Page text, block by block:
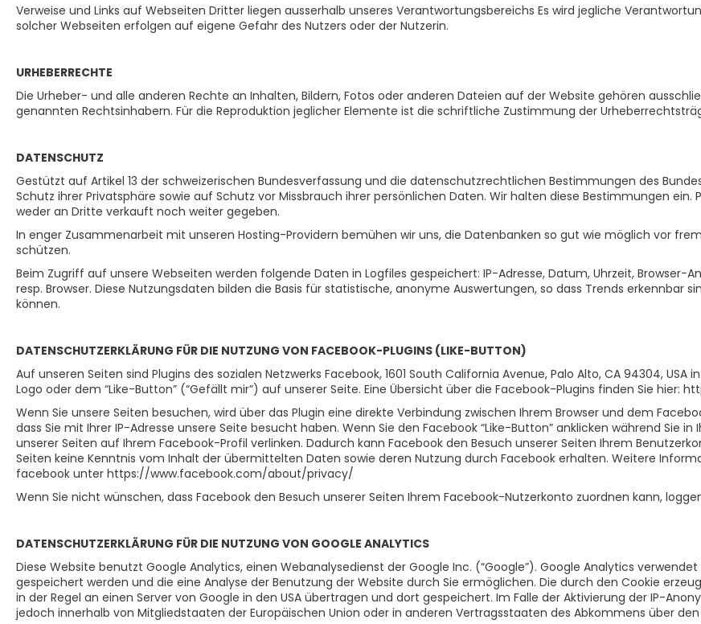
Verweise und Links auf Webseiten Dritter liegen ausserhalb unseres Verantwortungsbereichs Es wird jegliche
solcher Webseiten erfolgen auf eigene Gefahr des Nutzers oder der Nutzerin.
URHEBERRECHTE
Die Urheber- und alle anderen Rechte an Inhalten, Bildern, Fotos oder anderen Dateien auf der Website gehören
genannten Rechtsinhabern. Für die Reproduktion jeglicher Elemente ist die schriftliche Zustimmung der
DATENSCHUTZ
Gestützt auf Artikel 13 der schweizerischen Bundesverfassung und die datenschutzrechtlichen Bestimmungen des
Schutz ihrer Privatsphäre sowie auf Schutz vor Missbrauch ihrer persönlichen Daten. Wir halten diese Bestimmungen
weder an Dritte verkauft noch weiter gegeben.
In enger Zusammenarbeit mit unseren Hosting-Providern bemühen wir uns, die Datenbanken so gut wie möglich vor
schützen.
Beim Zugriff auf unsere Webseiten werden folgende Daten in Logfiles gespeichert: IP-Adresse, Datum, Uhrzeit,
resp. Browser. Diese Nutzungsdaten bilden die Basis für statistische, anonyme Auswertungen, so dass Trends erkennbar
können.
DATENSCHUTZERKLÄRUNG FÜR DIE NUTZUNG VON FACEBOOK-PLUGINS (LIKE-BUTTON)
Auf unseren Seiten sind Plugins des sozialen Netzwerks Facebook, 1601 South California Avenue, Palo Alto, CA 94304,
Logo oder dem “Like-Button” (“Gefällt mir”) auf unserer Seite. Eine Übersicht über die Facebook-Plugins finden Sie
Wenn Sie unsere Seiten besuchen, wird über das Plugin eine direkte Verbindung zwischen Ihrem Browser und dem
dass Sie mit Ihrer IP-Adresse unsere Seite besucht haben. Wenn Sie den Facebook “Like-Button” anklicken während Sie
unserer Seiten auf Ihrem Facebook-Profil verlinken. Dadurch kann Facebook den Besuch unserer Seiten Ihrem
Seiten keine Kenntnis vom Inhalt der übermittelten Daten sowie deren Nutzung durch Facebook erhalten. Weitere
facebook unter https://www.facebook.com/about/privacy/
Wenn Sie nicht wünschen, dass Facebook den Besuch unserer Seiten Ihrem Facebook-Nutzerkonto zuordnen kann,
DATENSCHUTZERKLÄRUNG FÜR DIE NUTZUNG VON GOOGLE ANALYTICS
Diese Website benutzt Google Analytics, einen Webanalysedienst der Google Inc. (“Google”). Google Analytics
gespeichert werden und die eine Analyse der Benutzung der Website durch Sie ermöglichen. Die durch den Cookie
in der Regel an einen Server von Google in den USA übertragen und dort gespeichert. Im Falle der Aktivierung der IP-
jedoch innerhalb von Mitgliedstaaten der Europäischen Union oder in anderen Vertragsstaaten des Abkommens über